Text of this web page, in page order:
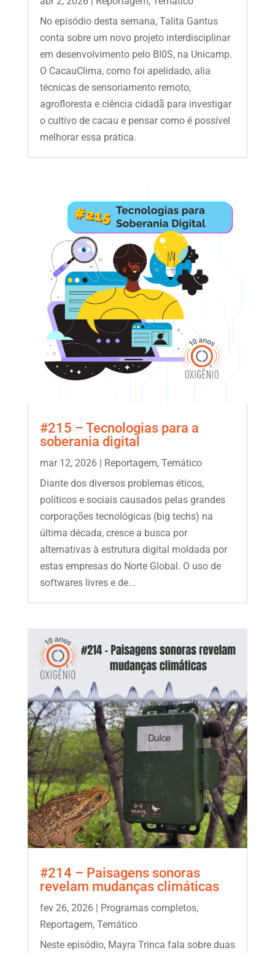
No episódio desta semana, Talita Gantus
conta sobre um novo projeto interdisciplinar
em desenvolvimento pelo BI0S, na Unicamp.
O CacauClima, como foi apelidado, alia
técnicas de sensoriamento remoto,
agrofloresta e ciência cidadã para investigar
o cultivo de cacau e pensar como é possível
melhorar essa prática.
#215 – Tecnologias para a
soberania digital
mar 12, 2026| Reportagem, Temático
Diante dos diversos problemas éticos,
políticos e sociais causados pelas grandes
corporações tecnológicas (big techs) na
última década, cresce a busca por
alternativas à estrutura digital moldada por
estas empresas do Norte Global. O uso de
softwares livres e de...
#214 – Paisagens sonoras
revelam mudanças climáticas
fev 26, 2026| Programas completos,
Reportagem, Temático
Neste episódio, Mayra Trinca fala sobre duas